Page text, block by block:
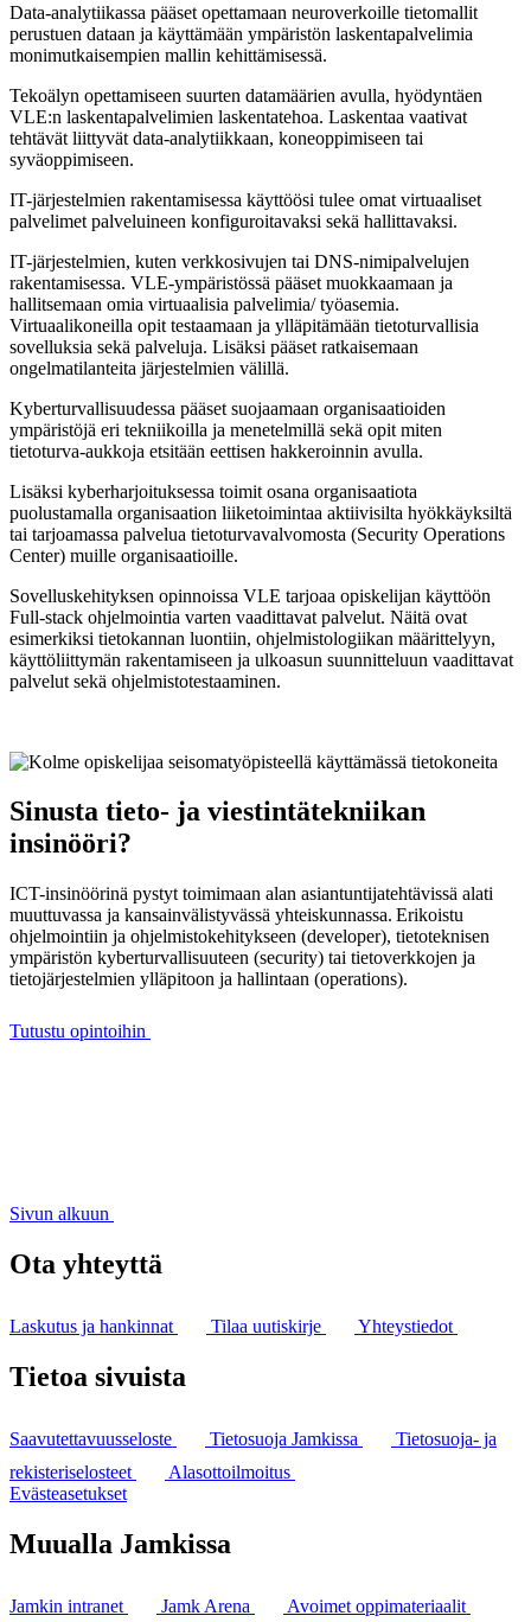
Data-analytiikassa pääset opettamaan neuroverkoille tietomallit
perustuen dataan ja käyttämään ympäristön laskentapalvelimia
monimutkaisempien mallin kehittämisessä.
Tekoälyn opettamiseen suurten datamäärien avulla, hyödyntäen
VLE:n laskentapalvelimien laskentatehoa. Laskentaa vaativat
tehtävät liittyvät data-analytiikkaan, koneoppimiseen tai
syväoppimiseen.
IT-järjestelmien rakentamisessa käyttöösi tulee omat virtuaaliset
palvelimet palveluineen konfiguroitavaksi sekä hallittavaksi.
IT-järjestelmien, kuten verkkosivujen tai DNS-nimipalvelujen
rakentamisessa. VLE-ympäristössä pääset muokkaamaan ja
hallitsemaan omia virtuaalisia palvelimia/ työasemia.
Virtuaalikoneilla opit testaamaan ja ylläpitämään tietoturvallisia
sovelluksia sekä palveluja. Lisäksi pääset ratkaisemaan
ongelmatilanteita järjestelmien välillä.
Kyberturvallisuudessa pääset suojaamaan organisaatioiden
ympäristöjä eri tekniikoilla ja menetelmillä sekä opit miten
tietoturva-aukkoja etsitään eettisen hakkeroinnin avulla.
Lisäksi kyberharjoituksessa toimit osana organisaatiota
puolustamalla organisaation liiketoimintaa aktiivisilta hyökkäyksiltä
tai tarjoamassa palvelua tietoturvavalvomosta (Security Operations
Center) muille organisaatioille.
Sovelluskehityksen opinnoissa VLE tarjoaa opiskelijan käyttöön
Full-stack ohjelmointia varten vaadittavat palvelut. Näitä ovat
esimerkiksi tietokannan luontiin, ohjelmistologiikan määrittelyyn,
käyttöliittymän rakentamiseen ja ulkoasun suunnitteluun vaadittavat
palvelut sekä ohjelmistotestaaminen.
Sinusta tieto- ja viestintätekniikan
insinööri?
ICT-insinöörinä pystyt toimimaan alan asiantuntijatehtävissä alati
muuttuvassa ja kansainvälistyvässä yhteiskunnassa. Erikoistu
ohjelmointiin ja ohjelmistokehitykseen (developer), tietoteknisen
ympäristön kyberturvallisuuteen (security) tai tietoverkkojen ja
tietojärjestelmien ylläpitoon ja hallintaan (operations).
Tutustu opintoihin
Sivun alkuun
Ota yhteyttä
Laskutus ja hankinnat Tilaa uutiskirje Yhteystiedot
Tietoa sivuista
Saavutettavuusseloste Tietosuoja Jamkissa
Tietosuoja- ja
rekisteriselosteet
Alasottoilmoitus
Evästeasetukset
Muualla Jamkissa
Jamkin intranet Jamk Arena Avoimet oppimateriaalit